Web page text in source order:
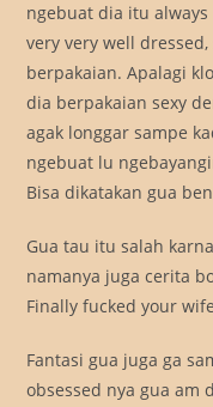
ngebuat dia itu
very very well
berpakaian. Apalagi
dia berpakaian sexy
agak longgar sampe
ngebuat lu
Bisa dikatakan gua
Gua tau itu salah
namanya juga cerita
Finally fucked your
Fantasi gua juga ga
obsessed nya gua am